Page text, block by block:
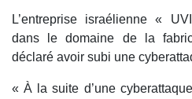
L’entreprise israélienne «
dans le domaine de la
déclaré avoir subi une
« À la suite d’une